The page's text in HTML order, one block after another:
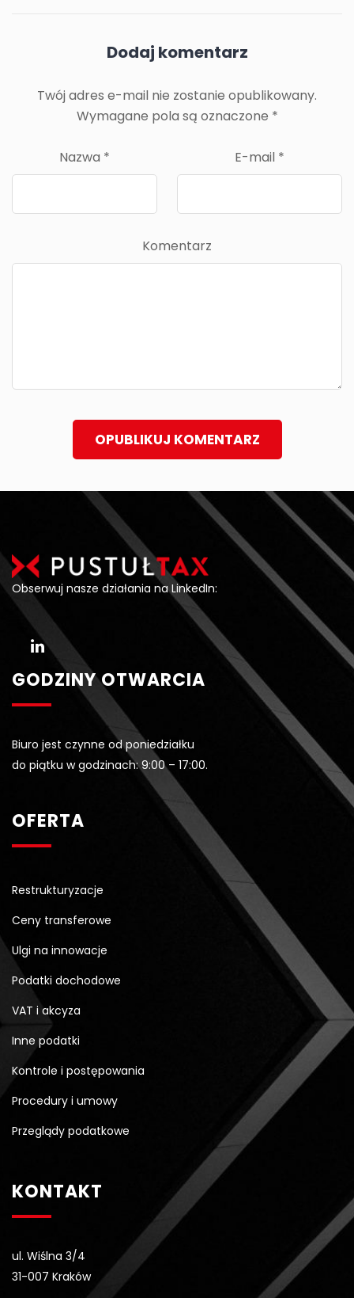
Dodaj komentarz
Twój adres e-mail nie zostanie opublikowany.
Wymagane pola są oznaczone *
Nazwa * E-mail *
Komentarz
Obserwuj nasze działania na LinkedIn:
GODZINY OTWARCIA
Biuro jest czynne od poniedziałku
do piątku w godzinach: 9:00 – 17:00.
OFERTA
Restrukturyzacje
Ceny transferowe
Ulgi na innowacje
Podatki dochodowe
VAT i akcyza
Inne podatki
Kontrole i postępowania
Procedury i umowy
Przeglądy podatkowe
KONTAKT
ul. Wiślna 3/4
31-007 Kraków